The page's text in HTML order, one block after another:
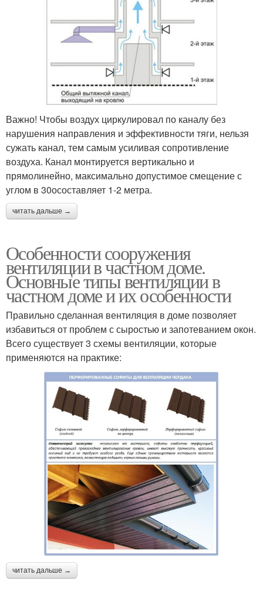
Важно! Чтобы воздух циркулировал по каналу без
нарушения направления и эффективности тяги, нельзя
сужать канал, тем самым усиливая сопротивление
воздуха. Канал монтируется вертикально и
прямолинейно, максимально допустимое смещение с
углом в 30осоставляет 1-2 метра.
читать дальше →
Особенности сооружения
вентиляции в частном доме.
Основные типы вентиляции в
частном доме и их особенности
Правильно сделанная вентиляция в доме позволяет
избавиться от проблем с сыростью и запотеванием окон.
Всего существует 3 схемы вентиляции, которые
применяются на практике:
читать дальше →